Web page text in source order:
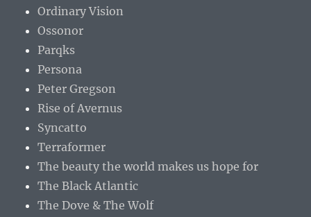
Ordinary Vision
Ossonor
Parqks
Persona
Peter Gregson
Rise of Avernus
Syncatto
Terraformer
The beauty the world makes us hope for
The Black Atlantic
The Dove & The Wolf